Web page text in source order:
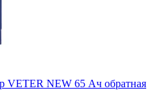
VETER NEW 65 Ач обратная